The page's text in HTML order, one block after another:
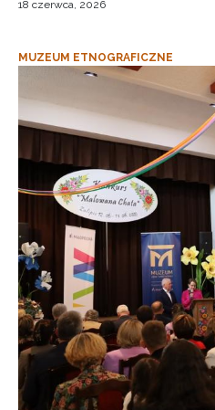
18 czerwca, 2026
MUZEUM ETNOGRAFICZNE